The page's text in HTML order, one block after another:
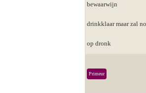
bewaarwijn
drinkklaar maar zal
op dronk
Primeur